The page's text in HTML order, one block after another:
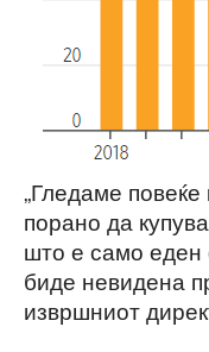
„Гледаме
порано да
што е само еден
биде невидена
извршниот